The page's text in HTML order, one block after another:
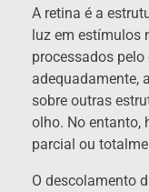
A retina é a
luz em estímulos
processados
adequadamente,
sobre outras
olho. No entanto,
parcial ou
O descolamento